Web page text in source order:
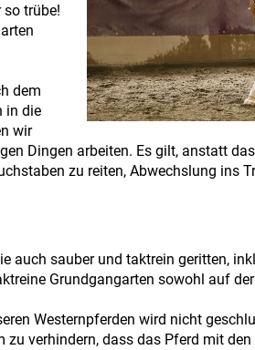
trübe!
dem
in die
wir
Dingen arbeiten. Es gilt, anstatt
zu reiten, Abwechslung ins
auch sauber und taktrein geritten,
Grundgangarten sowohl auf
Westernpferden wird nicht
verhindern, dass das Pferd mit